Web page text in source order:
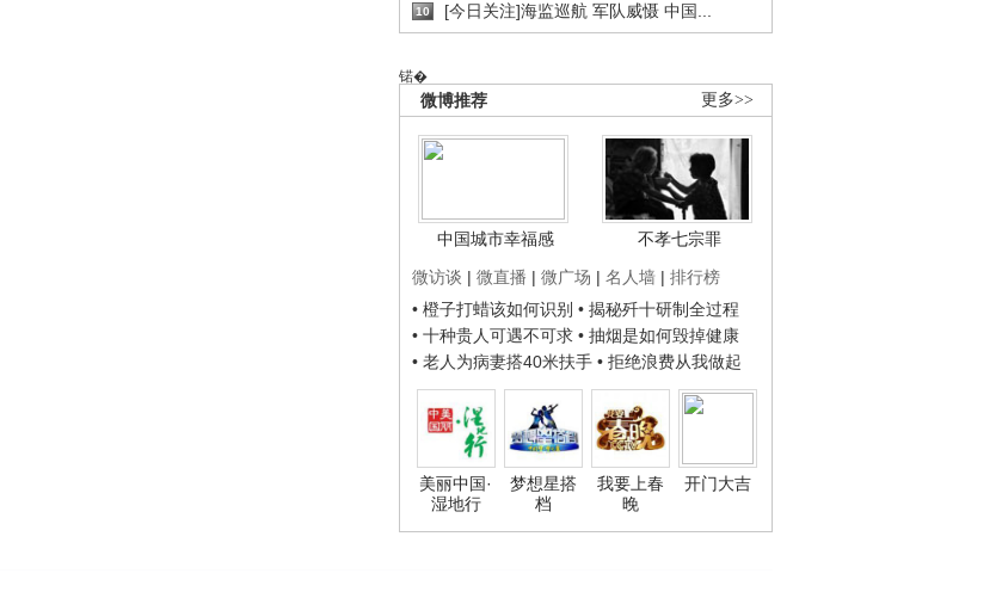
10 [今日关注]海监巡航 军队威慑 中国...
锘�
更多>>
微博推荐
中国城市幸福感
不孝七宗罪
微访谈 | 微直播 | 微广场 | 名人墙 | 排行榜
• 橙子打蜡该如何识别 • 揭秘歼十研制全过程
• 十种贵人可遇不可求 • 抽烟是如何毁掉健康
• 老人为病妻搭40米扶手 • 拒绝浪费从我做起
美丽中国·
湿地行
梦想星搭
档
我要上春
晚
开门大吉